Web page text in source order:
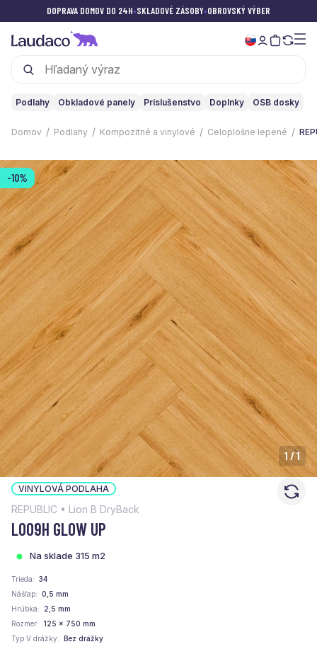
DOPRAVA DOMOV DO 24H•SKLADOVÉ ZÁSOBY•OBROVSKÝ VÝBER
Podlahy Obkladové panely Príslušenstvo Doplnky OSB dosky
Domov Podlahy Kompozitné a vinylové Celoplošne lepené
-10%
1 /1
VINYLOVÁ PODLAHA
REPUBLIC • Lion B DryBack
L009H GLOW UP
Na sklade 315 m2
Trieda
34
Nášľap
0,5 mm
Hrúbka
2,5 mm
Rozmer
125 x 750 mm
Typ V drážky
Bez drážky